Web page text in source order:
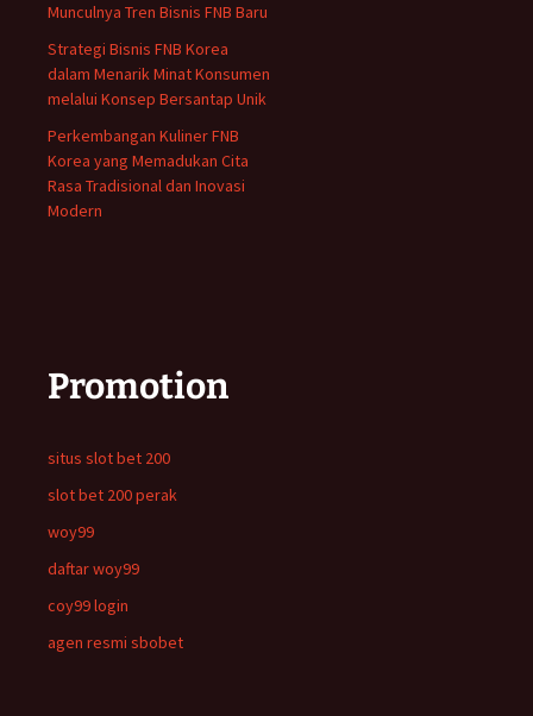
Munculnya Tren Bisnis FNB Baru
Strategi Bisnis FNB Korea
dalam Menarik Minat Konsumen
melalui Konsep Bersantap Unik
Perkembangan Kuliner FNB
Korea yang Memadukan Cita
Rasa Tradisional dan Inovasi
Modern
Promotion
situs slot bet 200
slot bet 200 perak
woy99
daftar woy99
coy99 login
agen resmi sbobet